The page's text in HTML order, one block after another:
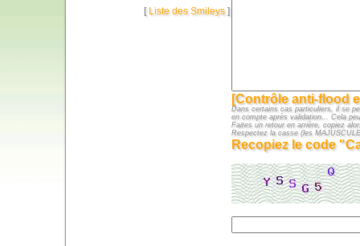
[ Liste des Smileys]
[Contrôle anti-flood
Dans certains cas particuliers, il se
en compte après validation... Cela
Faites un retour en arrière, copiez
Respectez la casse (les
Recopiez le code